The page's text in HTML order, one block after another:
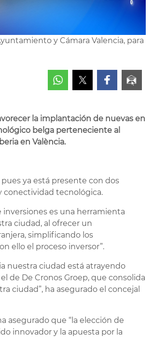
y Cámara Valencia, para
la implantación de nuevas en
belga perteneciente al
en València.
ya está presente con dos
conectividad tecnológica.
inversiones es una herramienta
ciudad, al ofrecer un
simplificando los
ello el proceso inversor”.
nuestra ciudad está atrayendo
de De Cronos Groep, que consolida
ciudad”, ha asegurado el concejal
asegurado que “la elección de
innovador y la apuesta por la